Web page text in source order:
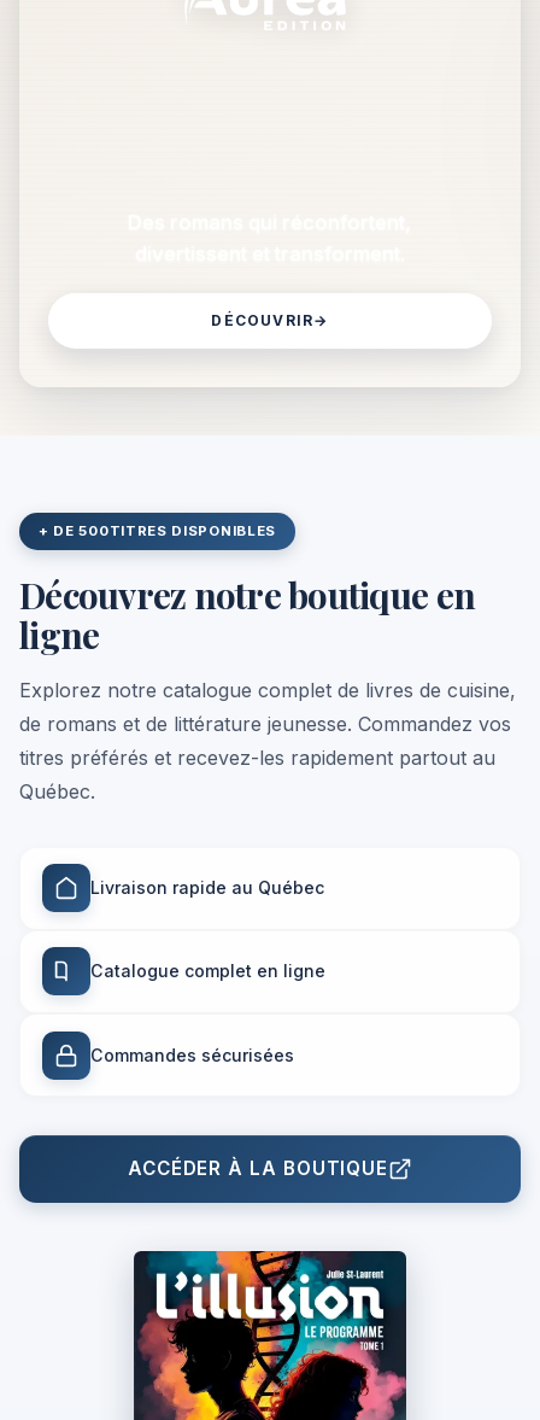
DÉCOUVRIR→
+ DE 500TITRES DISPONIBLES
Découvrez notre boutique en
ligne
Explorez notre catalogue complet de livres de cuisine,
de romans et de littérature jeunesse. Commandez vos
titres préférés et recevez-les rapidement partout au
Québec.
Livraison rapide au Québec
Catalogue complet en ligne
Commandes sécurisées
ACCÉDER À LA BOUTIQUE